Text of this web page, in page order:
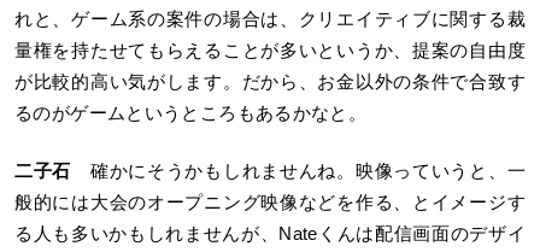
れと、ゲーム系の案件の場合は、クリエイティブに関する裁
量権を持たせてもらえることが多いというか、提案の自由度
が比較的高い気がします。だから、お金以外の条件で合致す
るのがゲームというところもあるかなと。
二子石 確かにそうかもしれませんね。映像っていうと、一
般的には大会のオープニング映像などを作る、とイメージす
る人も多いかもしれませんが、Nateくんは配信画面のデザイ